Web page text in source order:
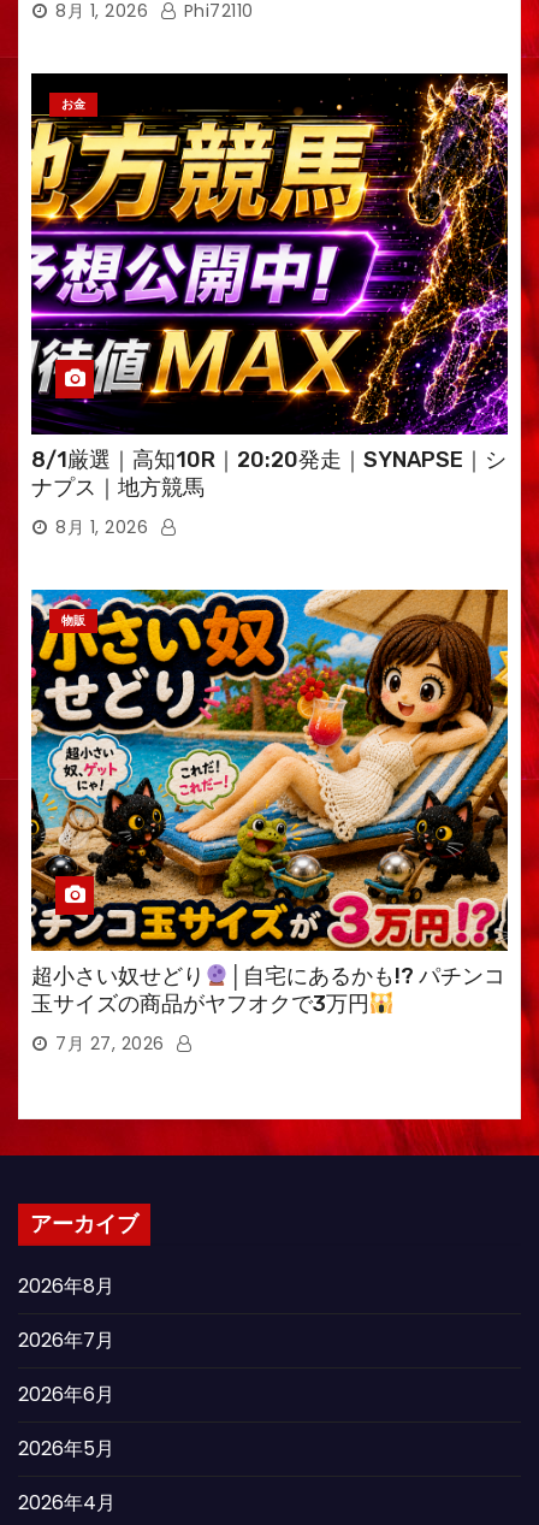
8月 1, 2026 Phi72110
お金
8/1厳選｜高知10R｜20:20発走｜SYNAPSE｜シ
ナプス｜地方競馬
8月 1, 2026
物販
超小さい奴せどり
│自宅にあるかも!? パチンコ
玉サイズの商品がヤフオクで3万円
7月 27, 2026
アーカイブ
2026年8月
2026年7月
2026年6月
2026年5月
2026年4月